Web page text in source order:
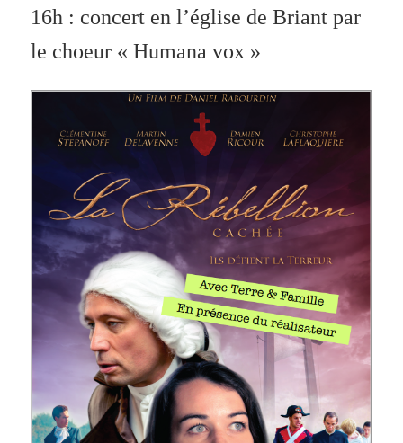
16h : concert en l’église de Briant par
le choeur « Humana vox »